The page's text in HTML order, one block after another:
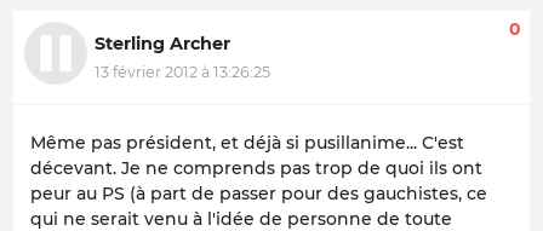
Sterling Archer
13 février 2012 à 13:26:25
0
Même pas président, et déjà si pusillanime... C'est
décevant. Je ne comprends pas trop de quoi ils ont
peur au PS (à part de passer pour des gauchistes, ce
qui ne serait venu à l'idée de personne de toute